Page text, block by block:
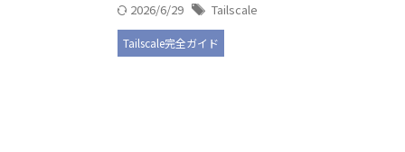
2026/6/29 Tailscale
Tailscale完全ガイド